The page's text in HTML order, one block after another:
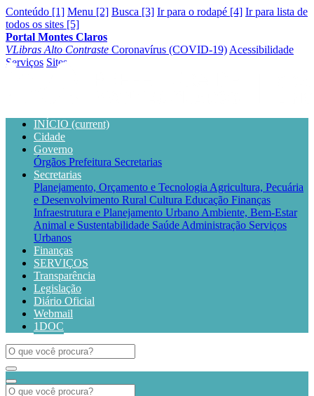
Conteúdo [1] Menu [2] Busca [3] Ir para o rodapé [4] Ir para lista de
todos os sites [5]
Portal Montes Claros
VLibras Alto Contraste Coronavírus (COVID-19) Acessibilidade
Serviços Sites
INÍCIO (current)
Cidade
Governo
Órgãos Prefeitura Secretarias
Secretarias
Planejamento, Orçamento e Tecnologia Agricultura, Pecuária
e Desenvolvimento Rural Cultura Educação Finanças
Infraestrutura e Planejamento Urbano Ambiente, Bem-Estar
Animal e Sustentabilidade Saúde Administração Serviços
Urbanos
Finanças
SERVIÇOS
Transparência
Legislação
Diário Oficial
Webmail
1DOC